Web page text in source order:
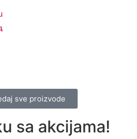
sve proizvode
sa akcijama!